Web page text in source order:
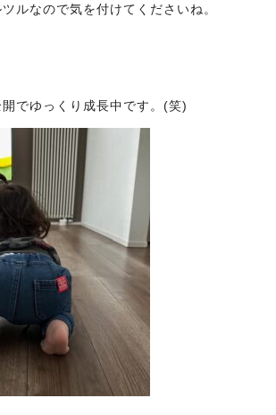
ルなので気を付けてくださいね。
でゆっくり成長中です。(笑)